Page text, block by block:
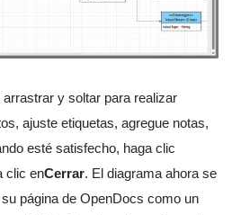
y soltar para realizar
ajuste etiquetas, agregue notas,
esté satisfecho, haga clic
clic enCerrar. El diagrama ahora se
página de OpenDocs como un